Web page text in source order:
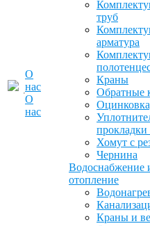
О
нас
О
нас
труб
арматура
Краны
Обратные
прокладки
Хомут с
Чернина
Водоснабжение
отопление
Краны и